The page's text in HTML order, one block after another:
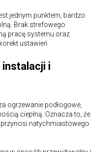
jednym punktem, bardzo
Brak strefowego
pracę systemu oraz
ustawień.
instalacji i
ogrzewanie podłogowe,
cieplną. Oznacza to, że
natychmiastowego